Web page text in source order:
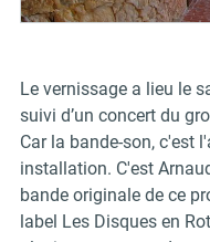
Le vernissage a lieu le
suivi d’un concert du
Car la bande-son, c'est
installation. C'est
bande originale de ce
label Les Disques en